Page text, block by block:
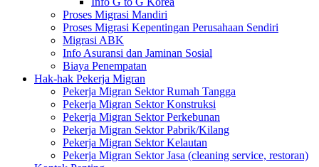
Proses Migrasi Mandiri
Proses Migrasi Kepentingan Perusahaan Sendiri
Migrasi ABK
Info Asuransi dan Jaminan Sosial
Biaya Penempatan
Hak-hak Pekerja Migran
Pekerja Migran Sektor Rumah Tangga
Pekerja Migran Sektor Konstruksi
Pekerja Migran Sektor Perkebunan
Pekerja Migran Sektor Pabrik/Kilang
Pekerja Migran Sektor Kelautan
Pekerja Migran Sektor Jasa (cleaning service, restoran)